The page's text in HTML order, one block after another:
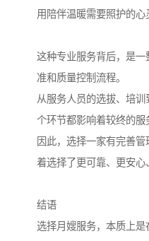
用陪伴温暖需要照护的心
这种专业服务背后，是
准和质量控制流程。
从服务人员的选拔、培
个环节都影响着较终的服
因此，选择一家有完善
着选择了更可靠、更安心
结语
选择月嫂服务，本质上